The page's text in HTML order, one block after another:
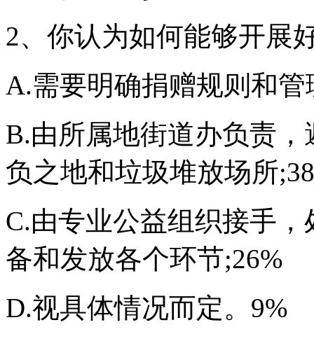
2、你认为如何能够开展
A.需要明确捐赠规则和管
B.由所属地街道办负责
负之地和垃圾堆放场所
C.由专业公益组织接手
备和发放各个环节;26%
D.视具体情况而定。9%